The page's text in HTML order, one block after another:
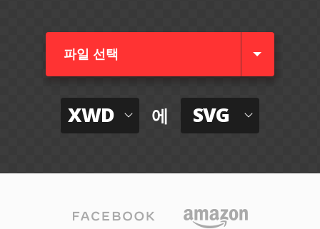
파일 선택
XWD 에 SVG